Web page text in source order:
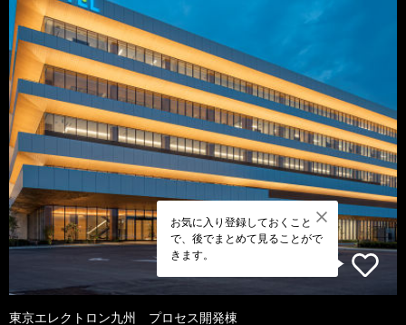
お気に入り登録しておくこと
で、後でまとめて見ることがで
きます。
東京エレクトロン九州 プロセス開発棟